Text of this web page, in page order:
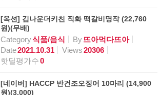
[옥션] 김나운더키친 직화 떡갈비명작 (22,760
원)(무배)
Category식품/음식 By뜨아먹다뜨아
Date2021.10.31 Views20306
핫딜평가수0
[네이버] HACCP 반건조오징어 10마리 (14,900
원)(3,000)